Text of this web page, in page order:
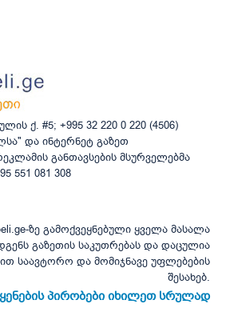
ქ. #5; +995 32 220 0 220 (4506)
და ინტერნეტ გაზეთ
განთავსების მსურველებმა
551 081 308
ზე გამოქვეყნებული ყველა მასალა
გაზეთის საკუთრებას და დაცულია
საავტორო და მომიჯნავე უფლებების
შესახებ.
პირობები იხილეთ სრულად